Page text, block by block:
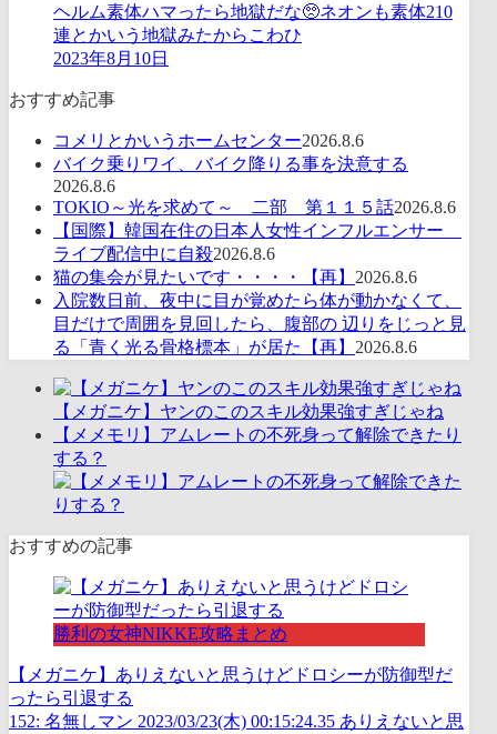
ヘルム素体ハマったら地獄だな🥺ネオンも素体210
連とかいう地獄みたからこわひ
2023年8月10日
おすすめ記事
コメリとかいうホームセンター2026.8.6
バイク乗りワイ、バイク降りる事を決意する
2026.8.6
TOKIO～光を求めて～ 二部 第１１５話2026.8.6
【国際】韓国在住の日本人女性インフルエンサー
ライブ配信中に自殺2026.8.6
猫の集会が見たいです・・・・【再】 2026.8.6
入院数日前、夜中に目が覚めたら体が動かなくて、
目だけで周囲を見回したら、腹部の 辺りをじっと見
る「青く光る骨格標本」が居た【再】 2026.8.6
【メガニケ】ヤンのこのスキル効果強すぎじゃね
【メメモリ】アムレートの不死身って解除できたり
する？
おすすめの記事
勝利の女神NIKKE攻略まとめ
【メガニケ】ありえないと思うけどドロシーが防御型だ
ったら引退する
152: 名無しマン 2023/03/23(木) 00:15:24.35 ありえないと思